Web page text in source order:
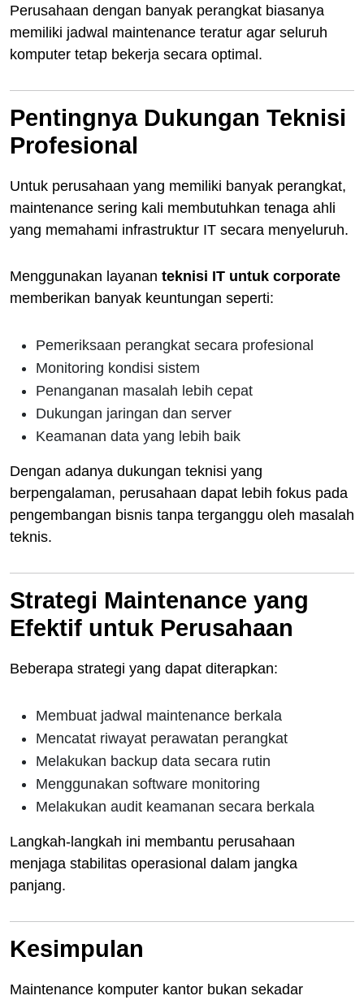
Perusahaan dengan banyak perangkat biasanya
memiliki jadwal maintenance teratur agar seluruh
komputer tetap bekerja secara optimal.
Pentingnya Dukungan Teknisi
Profesional
Untuk perusahaan yang memiliki banyak perangkat,
maintenance sering kali membutuhkan tenaga ahli
yang memahami infrastruktur IT secara menyeluruh.
Menggunakan layanan teknisi IT untuk corporate
memberikan banyak keuntungan seperti:
Pemeriksaan perangkat secara profesional
Monitoring kondisi sistem
Penanganan masalah lebih cepat
Dukungan jaringan dan server
Keamanan data yang lebih baik
Dengan adanya dukungan teknisi yang
berpengalaman, perusahaan dapat lebih fokus pada
pengembangan bisnis tanpa terganggu oleh masalah
teknis.
Strategi Maintenance yang
Efektif untuk Perusahaan
Beberapa strategi yang dapat diterapkan:
Membuat jadwal maintenance berkala
Mencatat riwayat perawatan perangkat
Melakukan backup data secara rutin
Menggunakan software monitoring
Melakukan audit keamanan secara berkala
Langkah-langkah ini membantu perusahaan
menjaga stabilitas operasional dalam jangka
panjang.
Kesimpulan
Maintenance komputer kantor bukan sekadar